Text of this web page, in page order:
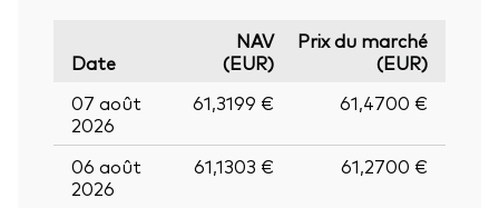
Date
NAV
(EUR)
Prix du marché
(EUR)
07 août
2026
61,3199 € 61,4700 €
06 août
2026
61,1303 € 61,2700 €